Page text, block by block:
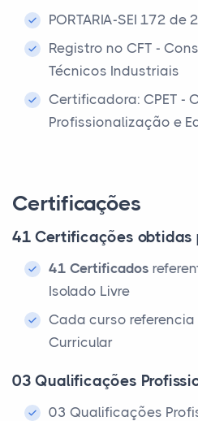
PORTARIA-SEI 172
Registro no CFT -
Técnicos Industriais
Certificadora: CPET -
Profissionalização e
Certificações
41 Certificações obtidas
41 Certificados
Isolado Livre
Cada curso
Curricular
03 Qualificações
03 Qualificações